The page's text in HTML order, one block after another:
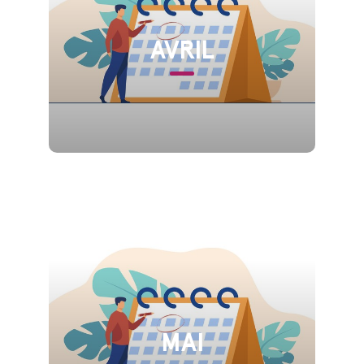
AVRIL
MAI